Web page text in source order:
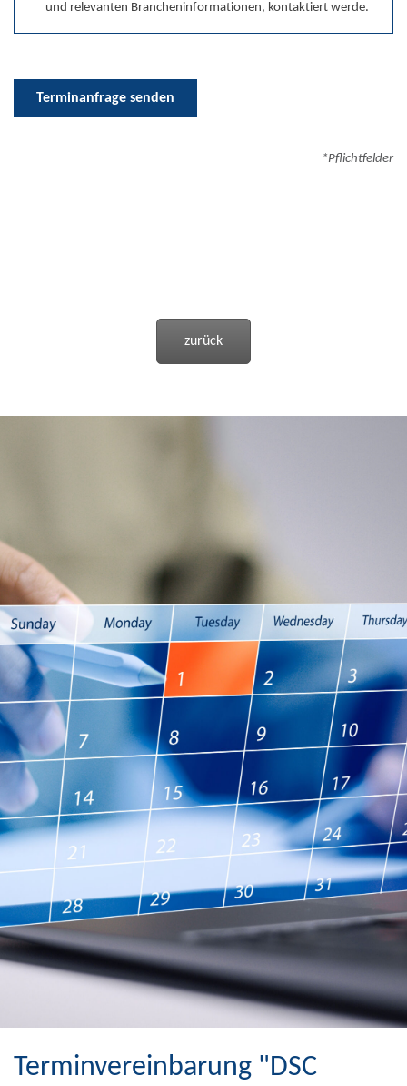
und relevanten Brancheninformationen, kontaktiert werde.
Terminanfrage senden
*Pflichtfelder
zurück
Terminvereinbarung "DSC